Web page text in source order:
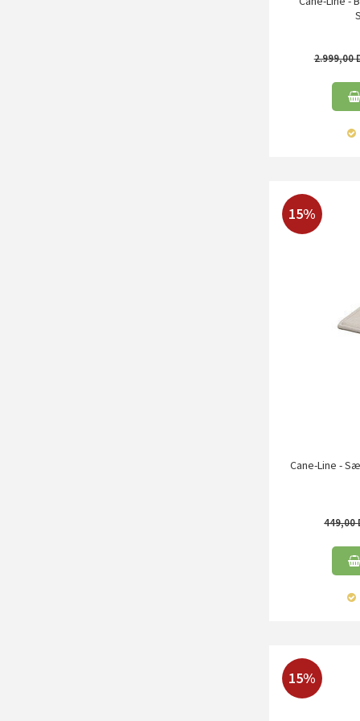
2.999,00
15%
Cane-Line -
449,00
15%